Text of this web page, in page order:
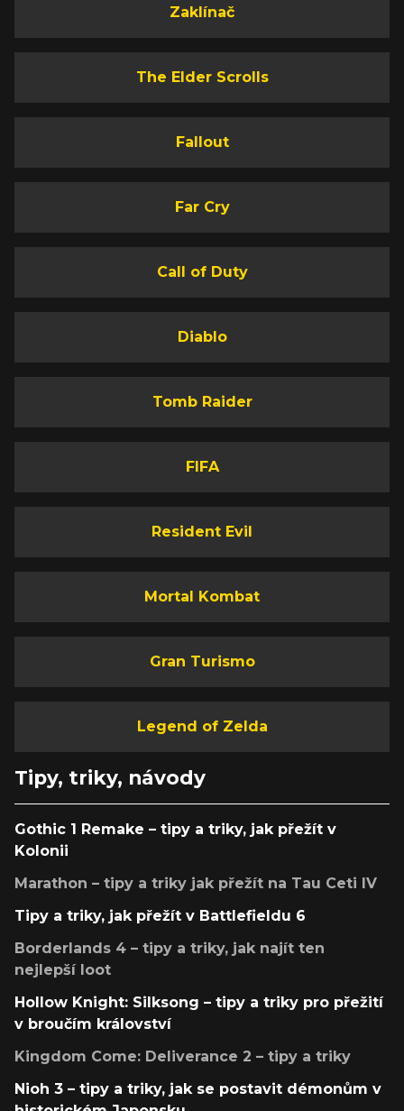
Zaklínač
The Elder Scrolls
Fallout
Far Cry
Call of Duty
Diablo
Tomb Raider
FIFA
Resident Evil
Mortal Kombat
Gran Turismo
Legend of Zelda
Tipy, triky, návody
Gothic 1 Remake – tipy a triky, jak přežít v
Kolonii
Marathon – tipy a triky jak přežít na Tau Ceti IV
Tipy a triky, jak přežít v Battlefieldu 6
Borderlands 4 – tipy a triky, jak najít ten
nejlepší loot
Hollow Knight: Silksong – tipy a triky pro přežití
v broučím království
Kingdom Come: Deliverance 2 – tipy a triky
Nioh 3 – tipy a triky, jak se postavit démonům v